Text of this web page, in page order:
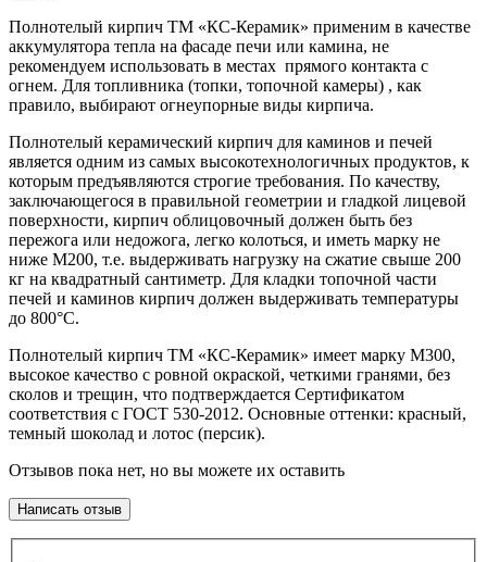
Полнотелый кирпич ТМ «КС-Керамик» применим в качестве
аккумулятора тепла на фасаде печи или камина, не
рекомендуем использовать в местах прямого контакта с
огнем. Для топливника (топки, топочной камеры) , как
правило, выбирают огнеупорные виды кирпича.
Полнотелый керамический кирпич для каминов и печей
является одним из самых высокотехнологичных продуктов, к
которым предъявляются строгие требования. По качеству,
заключающегося в правильной геометрии и гладкой лицевой
поверхности, кирпич облицовочный должен быть без
пережога или недожога, легко колоться, и иметь марку не
ниже М200, т.е. выдерживать нагрузку на сжатие свыше 200
кг на квадратный сантиметр. Для кладки топочной части
печей и каминов кирпич должен выдерживать температуры
до 800°С.
Полнотелый кирпич ТМ «КС-Керамик» имеет марку М300,
высокое качество с ровной окраской, четкими гранями, без
сколов и трещин, что подтверждается Сертификатом
соответствия с ГОСТ 530-2012. Основные оттенки: красный,
темный шоколад и лотос (персик).
Отзывов пока нет, но вы можете их оставить
Написать отзыв